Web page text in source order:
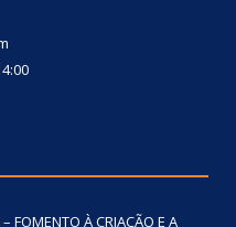
FOMENTO À CRIAÇÃO E A